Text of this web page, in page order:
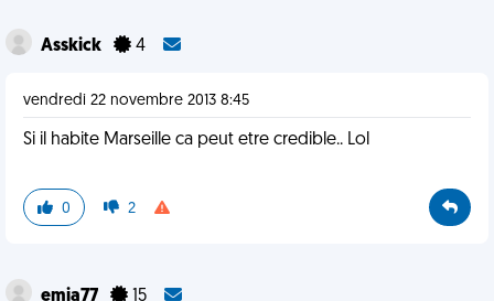
Asskick 4
vendredi 22 novembre 2013 8:45
Si il habite Marseille ca peut etre credible.. Lol
0 2
emia77 15